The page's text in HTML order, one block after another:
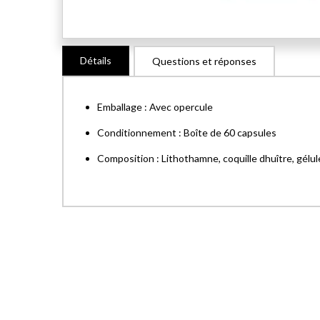
Skip
the
Détails
Emballage : Avec opercule
Conditionnement : Boîte de 60 capsules
Composition : Lithothamne, coquille dhuître,
Questions et réponses